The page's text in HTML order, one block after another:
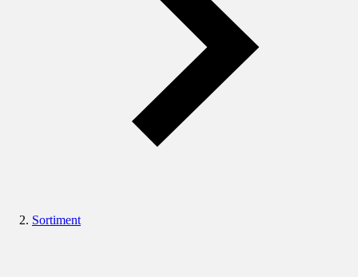
Sortiment